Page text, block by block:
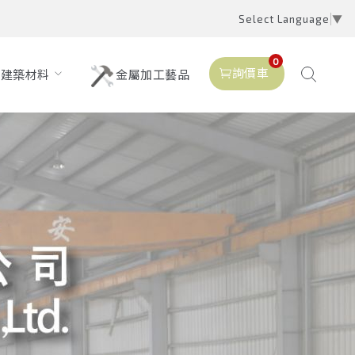
Select Language ▼
築材料 金屬加工藝品 詢價車
0